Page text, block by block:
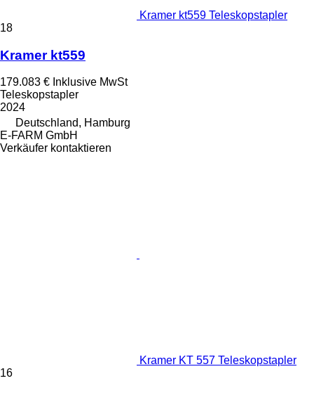
Kramer kt559 Teleskopstapler
18
Kramer kt559
179.083 € Inklusive MwSt
Teleskopstapler
2024
Deutschland, Hamburg
E-FARM GmbH
Verkäufer kontaktieren
Kramer KT 557 Teleskopstapler
16